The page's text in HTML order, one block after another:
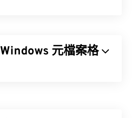
元檔案格